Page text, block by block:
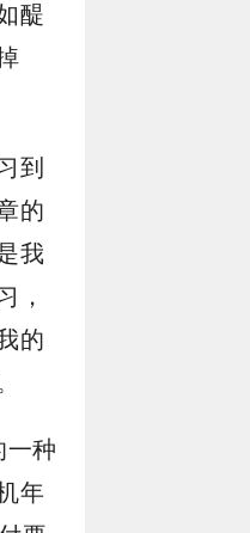
醍
到
的
我
，
的
一种
年